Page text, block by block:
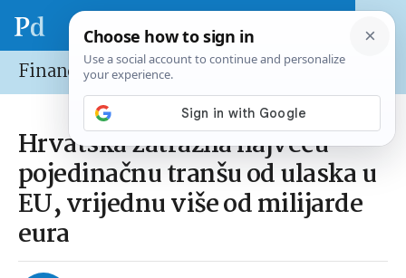
Financije
Hrvatska zatražila najveću
pojedinačnu tranšu od ulaska u
EU, vrijednu više od milijarde
eura